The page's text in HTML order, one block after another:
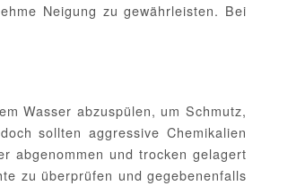
Neigung zu gewährleisten. Bei
Wasser abzuspülen, um Schmutz,
sollten aggressive Chemikalien
abgenommen und trocken gelagert
zu überprüfen und gegebenenfalls